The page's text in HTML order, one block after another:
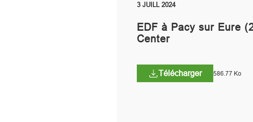
3 JUILL 2024
EDF à Pacy sur Eure
Center
Télécharger 586.77 Ko